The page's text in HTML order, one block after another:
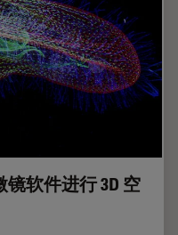
软件进行 3D 空